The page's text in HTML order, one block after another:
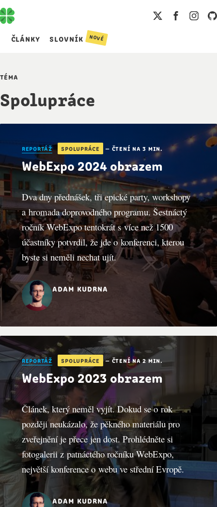
články slovník nové
téma
Spolupráce
Články
reportáž spolupráce — čtení na 3 min.
WebExpo 2024 obrazem
Dva dny přednášek, tři epické party, workshopy
a hromada doprovodného programu. Šestnáctý
ročník WebExpo tentokrát s více než 1500
účastníky potvrdil, že jde o konferenci, kterou
byste si neměli nechat ujít.
adam kudrna
reportáž spolupráce — čtení na 2 min.
WebExpo 2023 obrazem
Článek, který neměl vyjít. Dokud se o rok
později neukázalo, že pěkného materiálu pro
zveřejnění je přece jen dost. Prohlédněte si
fotogalerii z patnáctého ročníku WebExpo,
největší konference o webu ve střední Evropě.
adam kudrna